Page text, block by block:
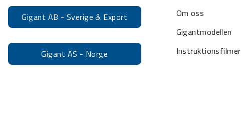
Gigant AB - Sverige & Export
Gigant AS - Norge
Om oss
Gigantmodellen
Instruktionsfilmer